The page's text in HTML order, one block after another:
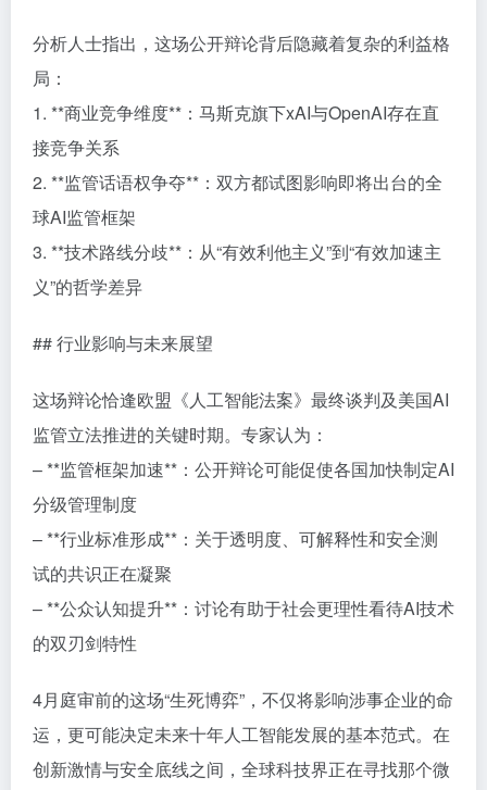
分析人士指出，这场公开辩论背后隐藏着复杂的利益格
局：
1. **商业竞争维度**：马斯克旗下xAI与OpenAI存在直
接竞争关系
2. **监管话语权争夺**：双方都试图影响即将出台的全
球AI监管框架
3. **技术路线分歧**：从“有效利他主义”到“有效加速主
义”的哲学差异
## 行业影响与未来展望
这场辩论恰逢欧盟《人工智能法案》最终谈判及美国AI
监管立法推进的关键时期。专家认为：
– **监管框架加速**：公开辩论可能促使各国加快制定AI
分级管理制度
– **行业标准形成**：关于透明度、可解释性和安全测
试的共识正在凝聚
– **公众认知提升**：讨论有助于社会更理性看待AI技术
的双刃剑特性
4月庭审前的这场“生死博弈”，不仅将影响涉事企业的命
运，更可能决定未来十年人工智能发展的基本范式。在
创新激情与安全底线之间，全球科技界正在寻找那个微